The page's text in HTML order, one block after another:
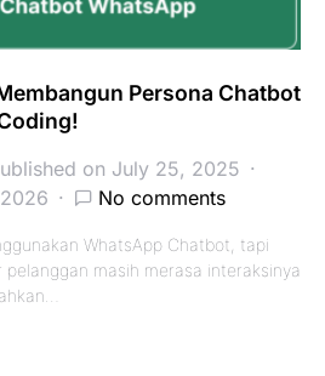
Persona Chatbot
on July 25, 2025
No comments
WhatsApp Chatbot, tapi
masih merasa interaksinya